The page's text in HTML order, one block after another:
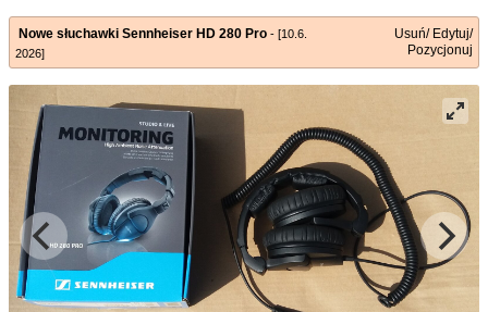
Nowe słuchawki Sennheiser HD 280 Pro - [10.6.
2026]
Usuń/ Edytuj/
Pozycjonuj